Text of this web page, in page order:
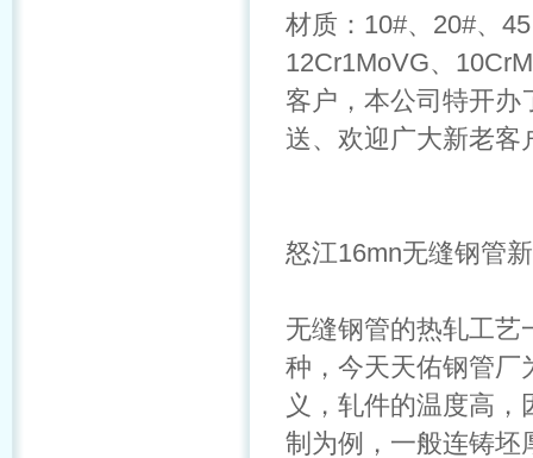
材质：10#、20#、
12Cr1MoVG、
客户，本公司特开办
送、欢迎广大新老客
怒江16mn无缝钢管
无缝钢管的热轧工艺
种，今天天佑钢管厂
义，轧件的温度高
制为例，一般连铸坯